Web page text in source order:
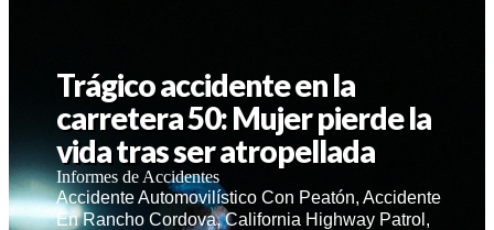
Trágico accidente en la
carretera 50: Mujer pierde la
vida tras ser atropellada
Informes de Accidentes
Accidente Automovilístico Con Peatón,Accidente
En Rancho Cordova,California Highway Patrol ,